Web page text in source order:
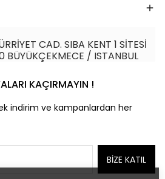
CAD. SIBA KENT 1 SİTESİ
BÜYÜKÇEKMECE / ISTANBUL
KAÇIRMAYIN !
indirim ve kampanlardan her
BİZE KATIL